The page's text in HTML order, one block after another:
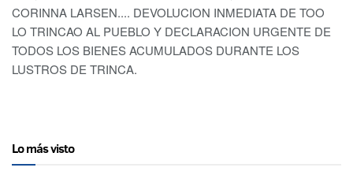
CORINNA LARSEN.... DEVOLUCION INMEDIATA DE TOO
LO TRINCAO AL PUEBLO Y DECLARACION URGENTE DE
TODOS LOS BIENES ACUMULADOS DURANTE LOS
LUSTROS DE TRINCA.
Lo más visto